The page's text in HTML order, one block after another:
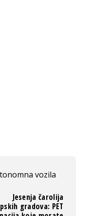
vozila
Jesenja čarolija
gradova: PET